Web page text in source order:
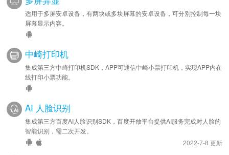
适用于多屏安卓设备，有两块或多块屏幕的安卓设备，可分别控制每一块
屏幕显示内容。
中崎打印机
集成第三方中崎打印机SDK，APP可通信中崎小票打印机，实现APP内在
线打印小票功能。
AI 人脸识别
集成第三方百度AI人脸识别SDK，百度开放平台提供AI服务完成对人脸的
智能识别，需二次开发。
2022-7-8 更新